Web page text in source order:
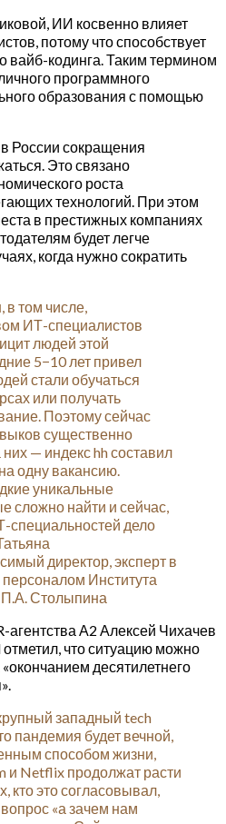
ИИ косвенно влияет
потому что способствует
вайб-кодинга. Таким термином
программного
образования с помощью
России сокращения
Это связано
роста
технологий. При этом
в престижных компаниях
будет легче
когда нужно сократить
в том числе,
ИТ-специалистов
людей этой
5−10 лет привел
стали обучаться
или получать
Поэтому сейчас
существенно
— индекс hh составил
одну вакансию.
уникальные
сложно найти и сейчас,
специальностей дело
директор, эксперт в
Института
П.А. Столыпина
А2 Алексей Чихачев
что ситуацию можно
десятилетнего
западный tech
пандемия будет вечной,
способом жизни,
и Netflix продолжат расти
кто это согласовывал,
«а зачем нам